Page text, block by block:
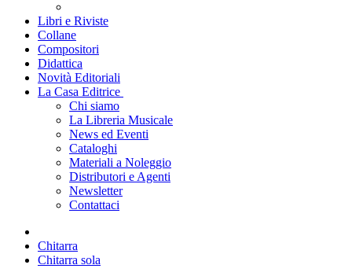
Libri e Riviste
Collane
Compositori
Didattica
Novità Editoriali
La Casa Editrice
Chi siamo
La Libreria Musicale
News ed Eventi
Cataloghi
Materiali a Noleggio
Distributori e Agenti
Newsletter
Contattaci
Chitarra
Chitarra sola